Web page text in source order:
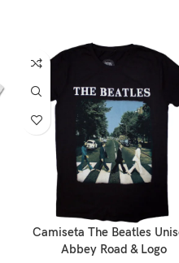
Camiseta The Beatles
Abbey Road & Logo